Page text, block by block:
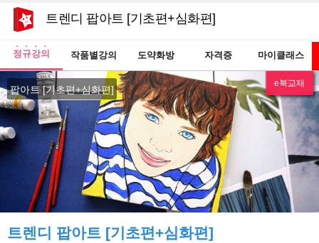
트렌디 팝아트 [기초편+심화편]
정규강의 작품별강의 도약화방 자격증 마이클래스
NEW
e북교재
팝아트 [기초편+심화편]
트렌디 팝아트 [기초편+심화편]